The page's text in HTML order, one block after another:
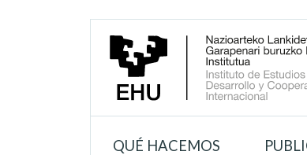
QUÉ HACEMOS